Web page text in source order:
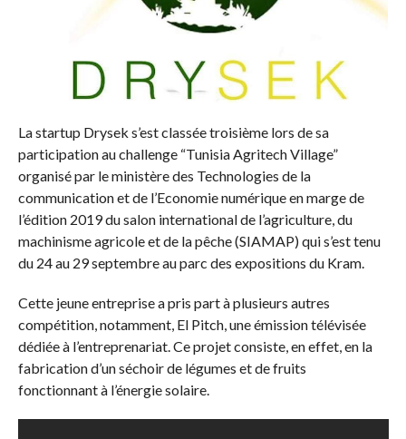
La startup Drysek s’est classée troisième lors de sa
participation au challenge “Tunisia Agritech Village”
organisé par le ministère des Technologies de la
communication et de l’Economie numérique en marge de
l’édition 2019 du salon international de l’agriculture, du
machinisme agricole et de la pêche (SIAMAP) qui s’est tenu
du 24 au 29 septembre au parc des expositions du Kram.
Cette jeune entreprise a pris part à plusieurs autres
compétition, notamment, El Pitch, une émission télévisée
dédiée à l’entreprenariat. Ce projet consiste, en effet, en la
fabrication d’un séchoir de légumes et de fruits
fonctionnant à l’énergie solaire.